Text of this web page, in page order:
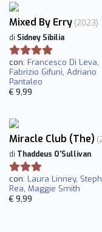
Mixed By Erry (2023)
di Sidney Sibilia
con: Francesco Di Leva,
Fabrizio Gifuni, Adriano
Pantaleo
€ 9,99
Miracle Club (The)
di Thaddeus O'Sullivan
con: Laura Linney,
Rea, Maggie Smith
€ 9,99